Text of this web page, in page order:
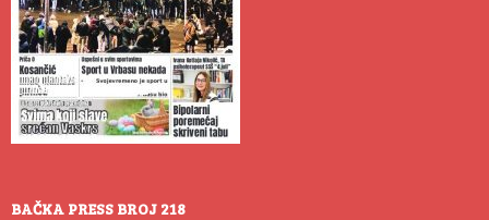
BAČKA PRESS BROJ 218